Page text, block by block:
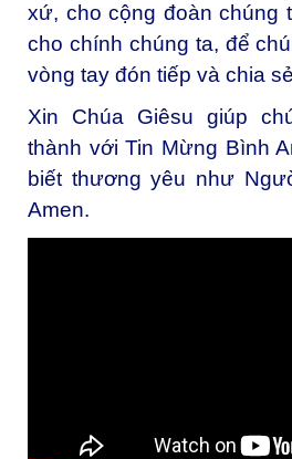
xứ, cho cộng đoàn chúng
cho chính chúng ta, để
vòng tay đón tiếp và chia
Xin Chúa Giêsu giúp
thành với Tin Mừng Bình
biết thương yêu như
Amen.